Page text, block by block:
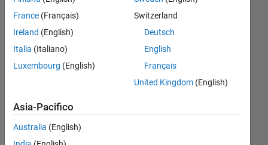
1
Risposta
Risposta
accettata
11 Apr
2023
17
France (Français)
Ireland (English)
Italia (Italiano)
Luxembourg (English)
Switzerland
Deutsch
English
Français
United Kingdom(English)
Asia-Pacifico
Australia (English)